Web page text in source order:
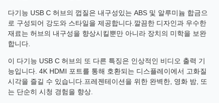
다기능 USB C 허브의 껍질은 내구성있는 ABS 및 알루미늄 합금으
로 구성되어 강도와 스타일을 제공합니다.깔끔한 디자인과 우수한
재료는 허브의 내구성을 향상시킬뿐만 아니라 장치의 미학을 보완
합니다.
이 다기능 USB C 허브의 또 다른 특징은 인상적인 비디오 출력 기
능입니다. 4K HDMI 포트를 통해 호환되는 디스플레이에서 고화질
시각을 즐길 수 있습니다.프레젠테이션을 위한 완벽한, 영화 밤, 또
는 단순히 시청 경험을 향상.